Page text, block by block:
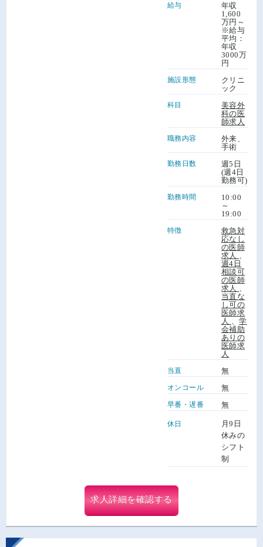
給与
年収
1,600
万円～
※給与
平均：
年収
3000万
円
施設形態
クリニ
ック
科目
美容外
科の医
師求人
職務内容
外来、
手術
勤務日数
週5日
(週4日
勤務可)
勤務時間
10:00
～
19:00
特徴
救急対
応なし
の医師
求人
週4日
相談可
の医師
求人
当直な
し可の
医師求
人
、学
会補助
ありの
医師求
人
当直 無
オンコール 無
早番・遅番 無
休日
月9日
休みの
シフト
制
求人詳細を確認する